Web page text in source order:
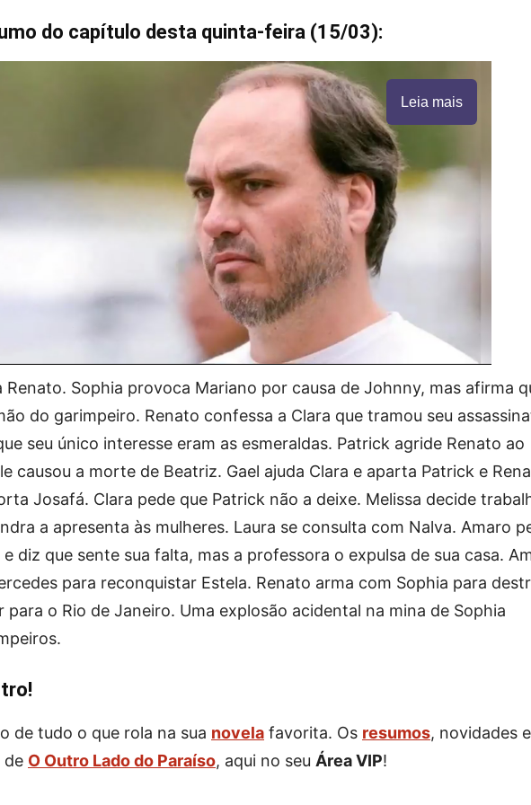
do capítulo desta quinta-feira (15/03):
Leia mais
Sophia provoca Mariano por causa de Johnny, mas afirma
do garimpeiro. Renato confessa a Clara que tramou seu
seu único interesse eram as esmeraldas. Patrick agride Renato ao
causou a morte de Beatriz. Gael ajuda Clara e aparta Patrick e
Josafá. Clara pede que Patrick não a deixe. Melissa decide
a apresenta às mulheres. Laura se consulta com Nalva. Amaro
diz que sente sua falta, mas a professora o expulsa de sua casa.
para reconquistar Estela. Renato arma com Sophia para
para o Rio de Janeiro. Uma explosão acidental na mina de Sophia
de tudo o que rola na sua novela favorita. Os resumos, novidades e
de O Outro Lado do Paraíso, aqui no seu Área VIP!